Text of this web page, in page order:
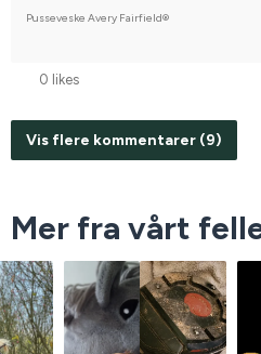
Pusseveske Avery Fairfield®
0 likes
Vis flere kommentarer (9)
Mer fra vårt